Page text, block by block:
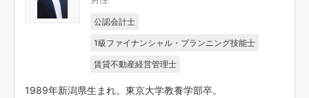
公認会計士
1級ファイナンシャル・プランニング技能士
賃貸不動産経営管理士
1989年新潟県生まれ。東京大学教養学部卒。